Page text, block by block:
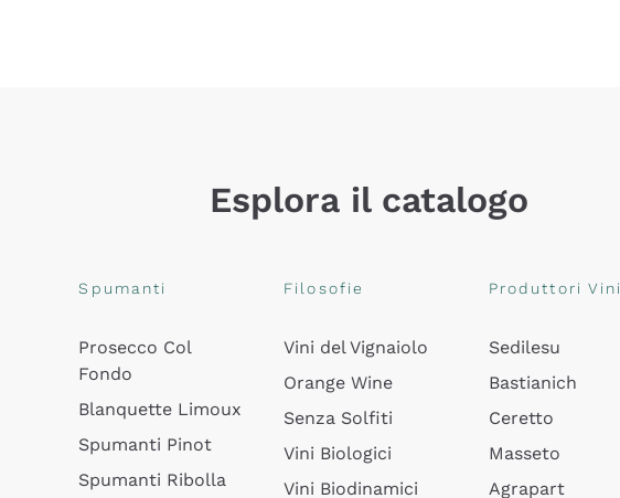
Esplora il catalogo
Spumanti
Prosecco Col
Fondo
Blanquette Limoux
Spumanti Pinot
Spumanti Ribolla
Filosofie
Vini del Vignaiolo
Orange Wine
Senza Solfiti
Vini Biologici
Vini Biodinamici
Produttori Vini
Sedilesu
Bastianich
Ceretto
Masseto
Agrapart